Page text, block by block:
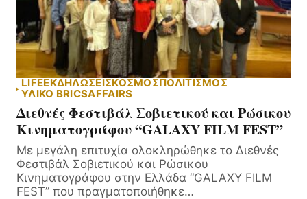
LIFEΕΚΔΗΛΏΣΕΙΣΚΟΣΜΟΣΠΟΛΙΤΙΣΜΟΣ
ΥΛΙΚΌ BRICSAFFAIRS
Διεθνές Φεστιβάλ Σοβιετικού και Ρώσικου
Κινηματογράφου “GALAXY FILM FEST”
Με μεγάλη επιτυχία ολοκληρώθηκε το Διεθνές
Φεστιβάλ Σοβιετικού και Ρώσικου
Κινηματογράφου στην Ελλάδα “GALAXY FILM
FEST” που πραγματοποιήθηκε…